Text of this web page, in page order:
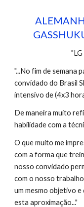
"...No fim de semana
convidado do Brasil
intensivo de (4x3
De maneira muito
habilidade com a
O que muito me
com a forma que
nosso convidado
com o nosso
um mesmo objetivo
esta aproximação..."